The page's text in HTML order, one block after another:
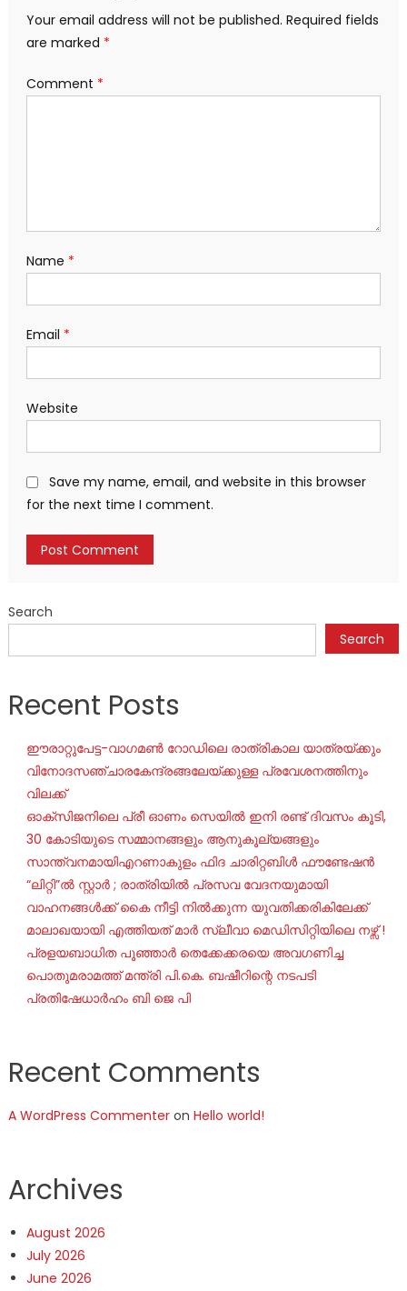
Your email address will not be published. Required fields
are marked *
Comment *
Name *
Email *
Website
Save my name, email, and website in this browser
for the next time I comment.
Search
Search
Recent Posts
ഈരാറ്റുപേട്ട-വാഗമൺ റോഡിലെ രാത്രികാല യാത്രയ്ക്കും
വിനോദസഞ്ചാരകേന്ദ്രങ്ങലേയ്ക്കുള്ള പ്രവേശനത്തിനും
വിലക്ക്
ഓക്‌സിജനിലെ പ്രീ ഓണം സെയില്‍ ഇനി രണ്ട് ദിവസം കൂടി,
30 കോടിയുടെ സമ്മാനങ്ങളും ആനുകൂല്യങ്ങളും
സാന്ത്വനമായിഎറണാകുളം ഫിദ ചാരിറ്റബിൾ ഫൗണ്ടേഷൻ
“ലിറ്റി”ൽ സ്റ്റാർ ; രാത്രിയിൽ പ്രസവ വേദനയുമായി
വാഹനങ്ങൾക്ക് കൈ നീട്ടി നിൽക്കുന്ന യുവതിക്കരികിലേക്ക്
മാലാഖയായി എത്തിയത് മാർ സ്ലീവാ മെഡിസിറ്റിയിലെ നഴ്സ് !
പ്രളയബാധിത പൂഞ്ഞാർ തെക്കേക്കരയെ അവഗണിച്ച
പൊതുമരാമത്ത് മന്ത്രി പി.കെ. ബഷീറിന്റെ നടപടി
പ്രതിഷേധാർഹം ബി ജെ പി
Recent Comments
A WordPress Commenteron Hello world!
Archives
August 2026
July 2026
June 2026